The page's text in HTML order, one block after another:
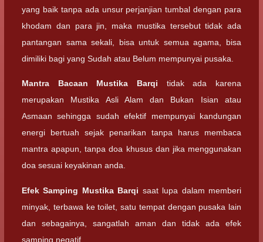
yang baik tanpa ada unsur perjanjian tumbal dengan para
khodam dan para jin, maka mustika tersebut tidak ada
pantangan sama sekali, bisa untuk semua agama, bisa
dimiliki bagi yang Sudah atau Belum mempunyai pusaka.
Mantra Bacaan Mustika Barqi tidak ada karena
merupakan Mustika Asli Alam dan Bukan Isian atau
Asmaan sehingga sudah efektif mempunyai kandungan
energi bertuah sejak penarikan tanpa harus membaca
mantra apapun, tanpa doa khusus dan jika menggunakan
doa sesuai keyakinan anda.
Efek Samping Mustika Barqi saat lupa dalam memberi
minyak, terbawa ke toilet, satu tempat dengan pusaka lain
dan sebagainya, sangatlah aman dan tidak ada efek
samping negatif.